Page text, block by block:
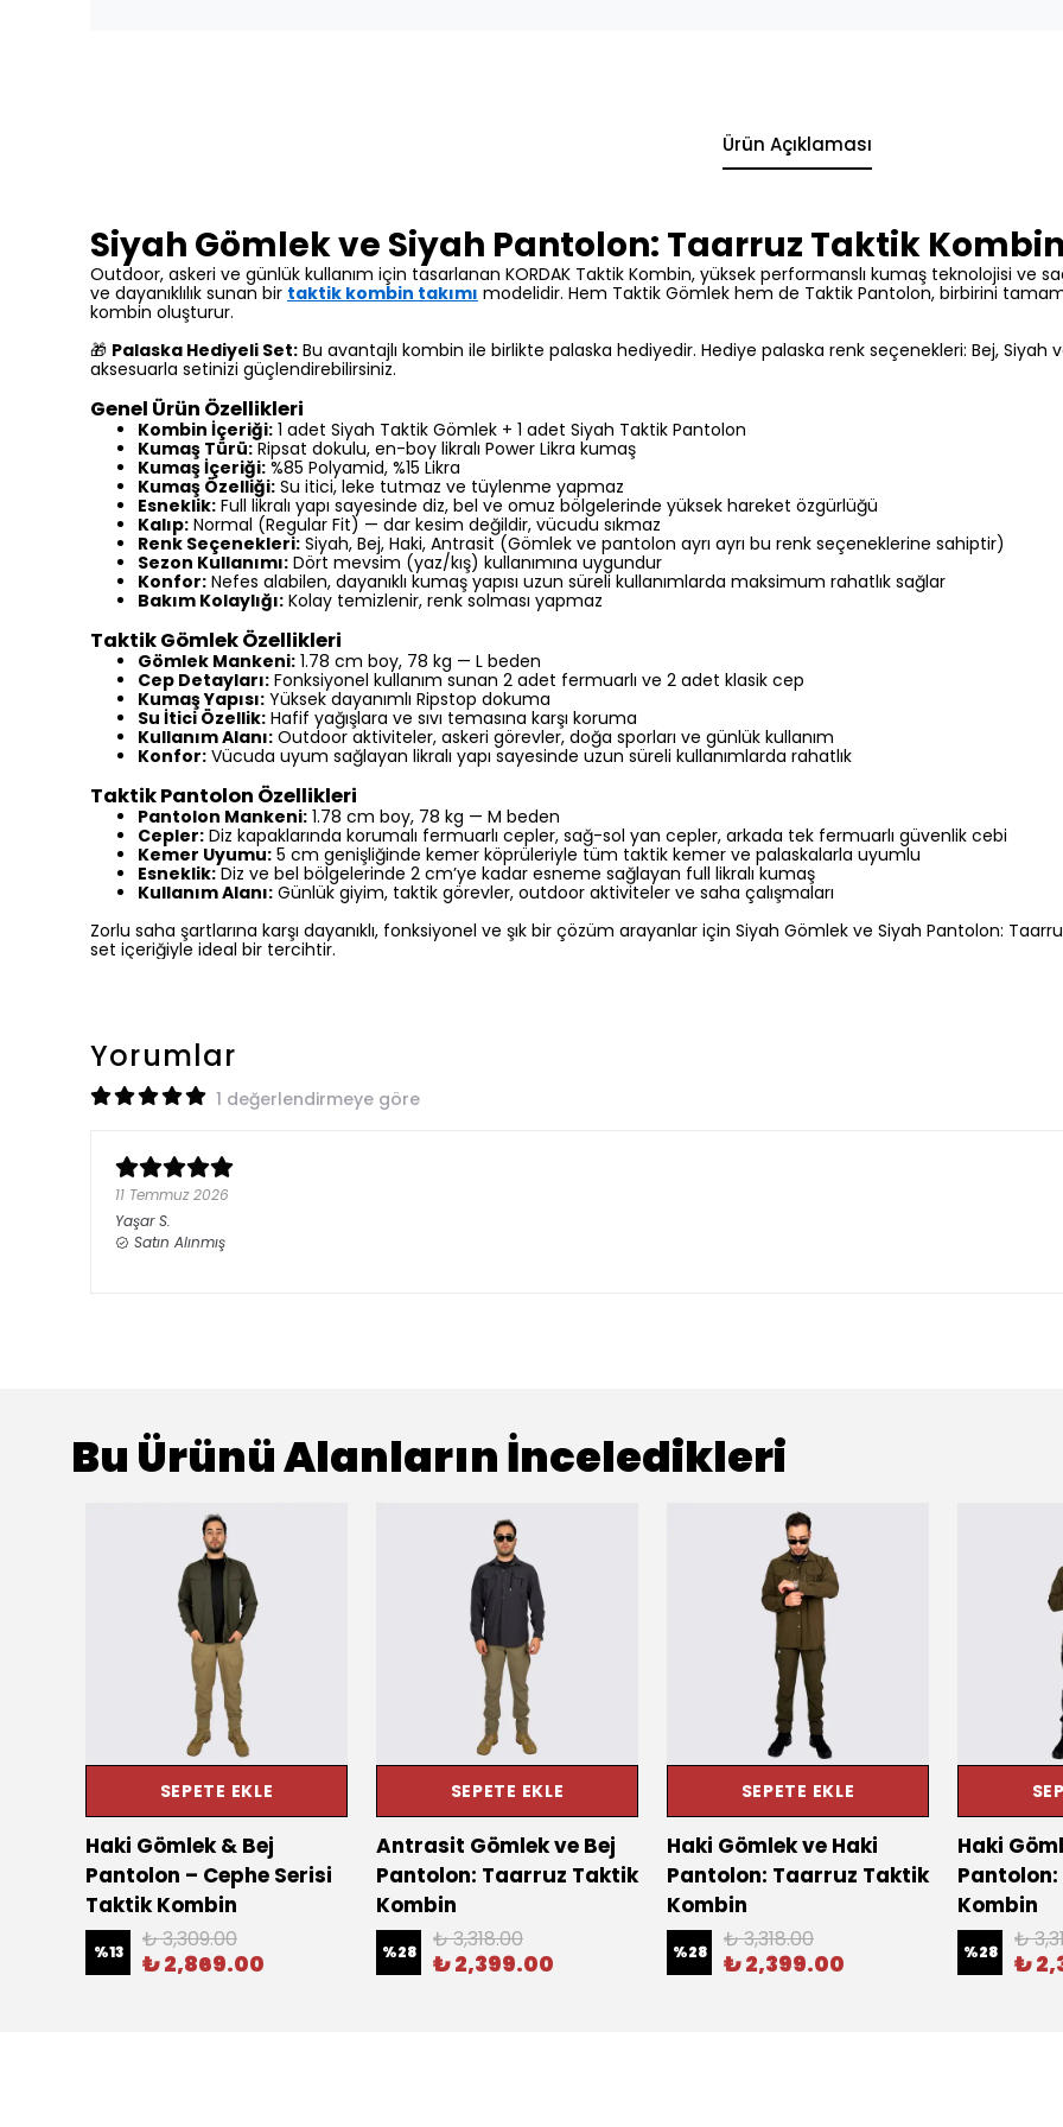
Ürün Açıklaması
Siyah Gömlek ve Siyah Pantolon: Taarruz Taktik
Outdoor, askeri ve günlük kullanım için tasarlanan KORDAK Taktik Kombin, yüksek performanslı kumaş teknolojisi ve
ve dayanıklılık sunan bir taktik kombin takımı modelidir. Hem Taktik Gömlek hem de Taktik Pantolon, birbirini
kombin oluşturur.
🎁 Palaska Hediyeli Set: Bu avantajlı kombin ile birlikte palaska hediyedir. Hediye palaska renk seçenekleri: Bej, Siyah
aksesuarla setinizi güçlendirebilirsiniz.
Genel Ürün Özellikleri
Kombin İçeriği: 1 adet Siyah Taktik Gömlek + 1 adet Siyah Taktik Pantolon
Kumaş Türü: Ripsat dokulu, en-boy likralı Power Likra kumaş
Kumaş İçeriği: %85 Polyamid, %15 Likra
Kumaş Özelliği: Su itici, leke tutmaz ve tüylenme yapmaz
Esneklik: Full likralı yapı sayesinde diz, bel ve omuz bölgelerinde yüksek hareket özgürlüğü
Kalıp: Normal (Regular Fit) — dar kesim değildir, vücudu sıkmaz
Renk Seçenekleri: Siyah, Bej, Haki, Antrasit (Gömlek ve pantolon ayrı ayrı bu renk seçeneklerine sahiptir)
Sezon Kullanımı: Dört mevsim (yaz/kış) kullanımına uygundur
Konfor: Nefes alabilen, dayanıklı kumaş yapısı uzun süreli kullanımlarda maksimum rahatlık sağlar
Bakım Kolaylığı: Kolay temizlenir, renk solması yapmaz
Taktik Gömlek Özellikleri
Gömlek Mankeni: 1.78 cm boy, 78 kg — L beden
Cep Detayları: Fonksiyonel kullanım sunan 2 adet fermuarlı ve 2 adet klasik cep
Kumaş Yapısı: Yüksek dayanımlı Ripstop dokuma
Su İtici Özellik: Hafif yağışlara ve sıvı temasına karşı koruma
Kullanım Alanı: Outdoor aktiviteler, askeri görevler, doğa sporları ve günlük kullanım
Konfor: Vücuda uyum sağlayan likralı yapı sayesinde uzun süreli kullanımlarda rahatlık
Taktik Pantolon Özellikleri
Pantolon Mankeni: 1.78 cm boy, 78 kg — M beden
Cepler: Diz kapaklarında korumalı fermuarlı cepler, sağ-sol yan cepler, arkada tek fermuarlı güvenlik cebi
Kemer Uyumu: 5 cm genişliğinde kemer köprüleriyle tüm taktik kemer ve palaskalarla uyumlu
Esneklik: Diz ve bel bölgelerinde 2 cm’ye kadar esneme sağlayan full likralı kumaş
Kullanım Alanı: Günlük giyim, taktik görevler, outdoor aktiviteler ve saha çalışmaları
Zorlu saha şartlarına karşı dayanıklı, fonksiyonel ve şık bir çözüm arayanlar için Siyah Gömlek ve Siyah Pantolon:
set içeriğiyle ideal bir tercihtir.
Yorumlar
1 değerlendirmeye göre
11 Temmuz 2026
Yaşar S.
Satın Alınmış
Bu Ürünü Alanların İnceledikleri
SEPETE EKLE
Haki Gömlek & Bej
Pantolon – Cephe Serisi
Taktik Kombin
%13 ₺ 3,309.00
₺ 2,869.00
SEPETE EKLE
Antrasit Gömlek ve Bej
Pantolon: Taarruz Taktik
Kombin
%28 ₺ 3,318.00
₺ 2,399.00
SEPETE EKLE
Haki Gömlek ve Haki
Pantolon: Taarruz Taktik
Kombin
%28 ₺ 3,318.00
₺ 2,399.00
Haki
Kombin
%28 ₺
₺